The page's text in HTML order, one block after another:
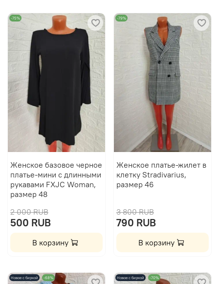
-75%
Женское базовое черное
платье-мини с длинными
рукавами FXJC Woman,
размер 48
2 000 RUB
500 RUB
В корзину
-79%
Женское платье-жилет в
клетку Stradivarius,
размер 46
3 800 RUB
790 RUB
В корзину
Новое с биркой -68% Новое с биркой -70%